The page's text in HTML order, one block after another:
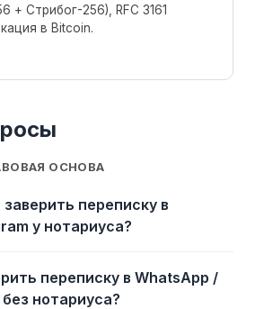
+ Стрибог-256), RFC 3161
в Bitcoin.
ОСНОВА
переписку в
у нотариуса?
переписку в WhatsApp /
нотариуса?